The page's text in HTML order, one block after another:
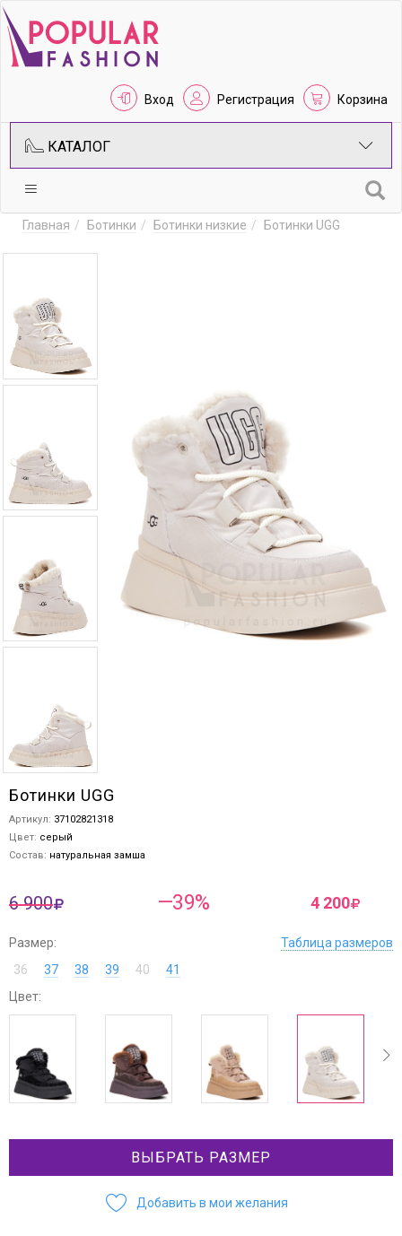
Вход Регистрация Корзина
КАТАЛОГ
Главная Ботинки Ботинки низкие Ботинки UGG
Ботинки UGG
Артикул: 37102821318
Цвет: серый
Состав: натуральная замша
6 900 —39% 4 200
Размер:
Таблица размеров
36
37 38 39 40
41
Цвет:
ВЫБРАТЬ РАЗМЕР
Добавить в мои желания